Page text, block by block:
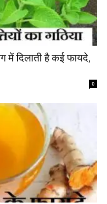
में दिलाती है कई फायदे,
0